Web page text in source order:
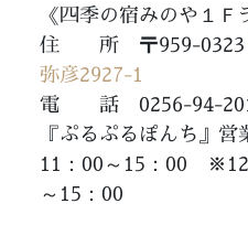
《四季の宿みのや１Ｆ
住 所 〒959-0323
弥彦2927-1
電 話 0256-94-
『ぷるぷるぽんち』
11：00～15：00
～15：00